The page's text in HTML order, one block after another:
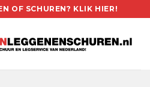
OF SCHUREN? KLIK HIER!